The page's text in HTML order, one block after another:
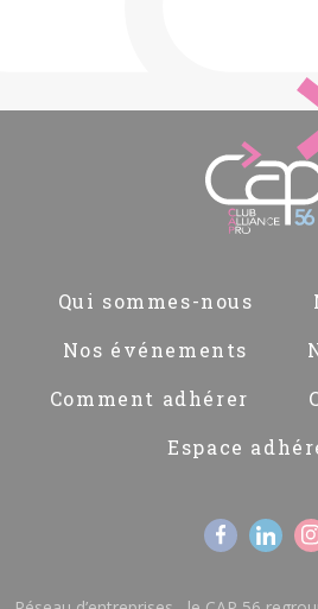
Qui sommes-nous
Nos événements
Comment adhérer
Espace